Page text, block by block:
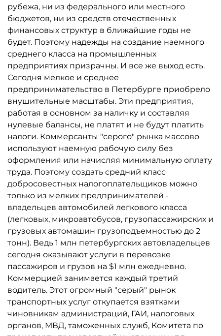
рубежа, ни из федерального или местного
бюджетов, ни из средств отечественных
финансовых структур в ближайшие годы не
будет. Поэтому надежды на создание наемного
среднего класса на промышленных
предприятиях призрачны. И все же выход есть.
Сегодня мелкое и среднее
предпринимательство в Петербурге приобрело
внушительные масштабы. Эти предприятия,
работая в основном за наличку и составляя
нулевые балансы, не платят и не будут платить
налоги. Коммерсанты "серого" рынка массово
используют наемную рабочую силу без
оформления или начисляя минимальную оплату
труда. Поэтому создать средний класс
добросовестных налогоплательщиков можно
только из мелких предпринимателей -
владельцев автомобилей легкового класса
(легковых, микроавтобусов, грузопассажирских и
грузовых автомашин грузоподъемностью до 2
тонн). Ведь 1 млн петербургских автовладельцев
сегодня оказывают услуги в перевозке
пассажиров и грузов на $1 млн ежедневно.
Коммерцией занимается каждый третий
водитель. Этот огромный "серый" рынок
транспортных услуг откупается взятками
чиновникам администраций, ГАИ, налоговых
органов, МВД, таможенных служб, Комитета по